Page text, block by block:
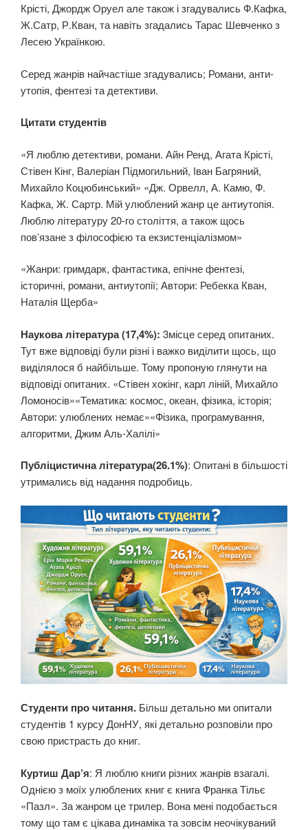
Крісті, Джордж Оруел але також і згадувались Ф.Кафка,
Ж.Сатр, Р.Кван, та навіть згадались Тарас Шевченко з
Лесею Українкою.
Серед жанрів найчастіше згадувались; Романи, анти-
утопія, фентезі та детективи.
Цитати студентів
«Я люблю детективи, романи. Айн Ренд, Агата Крісті,
Стівен Кінг, Валеріан Підмогильний, Іван Багряний,
Михайло Коцюбинський» «Дж. Орвелл, А. Камю, Ф.
Кафка, Ж. Сартр. Мій улюблений жанр це антиутопія.
Люблю літературу 20-го століття, а також щось
повʼязане з філософією та екзистенціалізмом»
«Жанри: гримдарк, фантастика, епічне фентезі,
історичні, романи, антиутопії; Автори: Ребекка Кван,
Наталія Щерба»
Наукова література (17,4%): 3місце серед опитаних.
Тут вже відповіді були різні і важко виділити щось, що
виділялося б найбільше. Тому пропоную глянути на
відповіді опитаних. «Стівен хокінг, карл ліній, Михайло
Ломоносів»«Тематика: космос, океан, фізика, історія;
Автори: улюблених немає»«Фізика, програмування,
алгоритми, Джим Аль-Халілі»
Публіцистична література(26.1%): Опитані в більшості
утримались від надання подробиць.
Студенти про читання. Більш детально ми опитали
студентів 1 курсу ДонНУ, які детально розповіли про
свою пристрасть до книг.
Куртиш Дар’я: Я люблю книги різних жанрів взагалі.
Однією з моїх улюблених книг є книга Франка Тільє
«Пазл». За жанром це трилер. Вона мені подобається
тому що там є цікава динаміка та зовсім неочікуваний